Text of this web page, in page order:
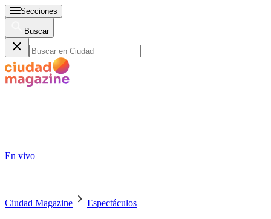
Secciones
Buscar
En vivo
Ciudad Magazine Espectáculos